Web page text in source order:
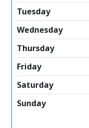
Tuesday
Wednesday
Thursday
Friday
Saturday
Sunday